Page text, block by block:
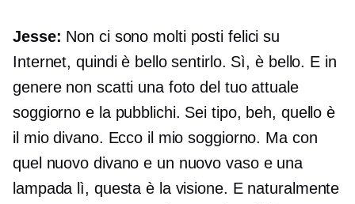
Jesse: Non ci sono molti posti felici su
Internet, quindi è bello sentirlo. Sì, è bello. E in
genere non scatti una foto del tuo attuale
soggiorno e la pubblichi. Sei tipo, beh, quello è
il mio divano. Ecco il mio soggiorno. Ma con
quel nuovo divano e un nuovo vaso e una
lampada lì, questa è la visione. E naturalmente